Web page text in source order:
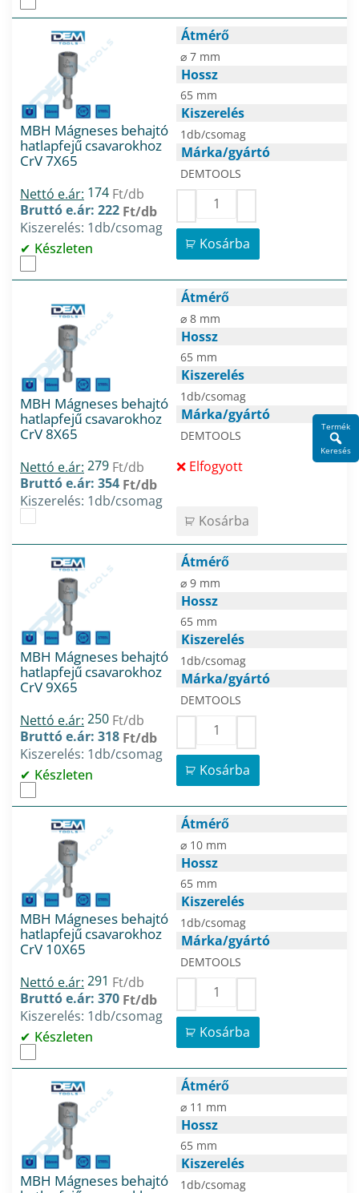
MBH Mágneses behajtó
hatlapfejű csavarokhoz
CrV 7X65
Nettó e.ár: 174 Ft/db
Bruttó e.ár: 222 Ft/db
Kiszerelés: 1db/csomag
Készleten
Átmérő
⌀ 7 mm
Hossz
65 mm
Kiszerelés
1db/csomag
Márka/gyártó
DEMTOOLS
Kosárba
MBH Mágneses behajtó
hatlapfejű csavarokhoz
CrV 8X65
Nettó e.ár: 279 Ft/db
Bruttó e.ár: 354 Ft/db
Kiszerelés: 1db/csomag
Átmérő
⌀ 8 mm
Hossz
65 mm
Kiszerelés
1db/csomag
Márka/gyártó
DEMTOOLS
Elfogyott
Kosárba
MBH Mágneses behajtó
hatlapfejű csavarokhoz
CrV 9X65
Nettó e.ár: 250 Ft/db
Bruttó e.ár: 318 Ft/db
Kiszerelés: 1db/csomag
Készleten
Átmérő
⌀ 9 mm
Hossz
65 mm
Kiszerelés
1db/csomag
Márka/gyártó
DEMTOOLS
Kosárba
MBH Mágneses behajtó
hatlapfejű csavarokhoz
CrV 10X65
Nettó e.ár: 291 Ft/db
Bruttó e.ár: 370 Ft/db
Kiszerelés: 1db/csomag
Készleten
Átmérő
⌀ 10 mm
Hossz
65 mm
Kiszerelés
1db/csomag
Márka/gyártó
DEMTOOLS
Kosárba
MBH Mágneses behajtó
Átmérő
⌀ 11 mm
Hossz
65 mm
Kiszerelés
1db/csomag
Termék
Keresés